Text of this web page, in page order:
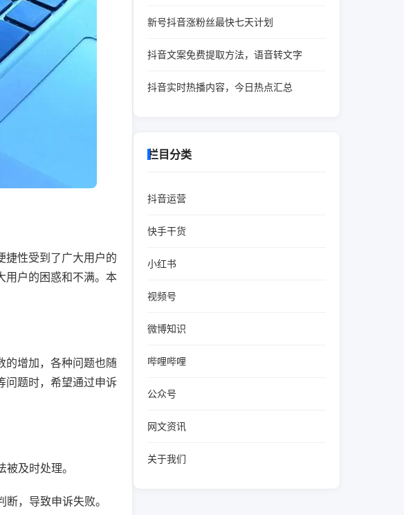
捷性受到了广大用户的
用户的困惑和不满。本
的增加，各种问题也随
问题时，希望通过申诉
及时处理。
，导致申诉失败。
新号抖音涨粉丝最快七天计划
抖音文案免费提取方法，语音转文字
抖音实时热播内容，今日热点汇总
栏目分类
抖音运营
快手干货
小红书
视频号
微博知识
哔哩哔哩
公众号
网文资讯
关于我们